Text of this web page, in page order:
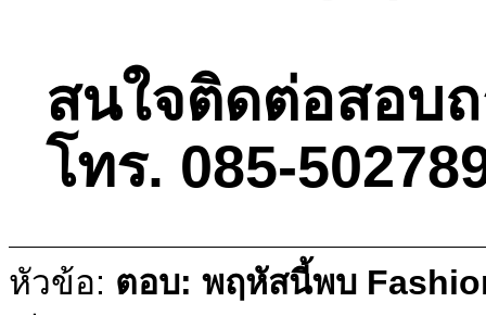
สนใจติดต่อสอบ
โทร. 085-
หัวข้อ: ตอบ: พฤหัสนี้พบ